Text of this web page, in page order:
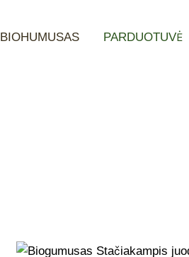
BIOHUMUSAS PARDUOTUVĖ